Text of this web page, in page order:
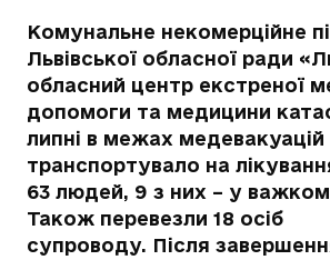
Комунальне некомерційне
Львівської обласної ради
обласний центр екстреної
допомоги та медицини
липні в межах медевакуацій
транспортувало на
63 людей, 9 з них – у
Також перевезли 18 осіб
супроводу. Після